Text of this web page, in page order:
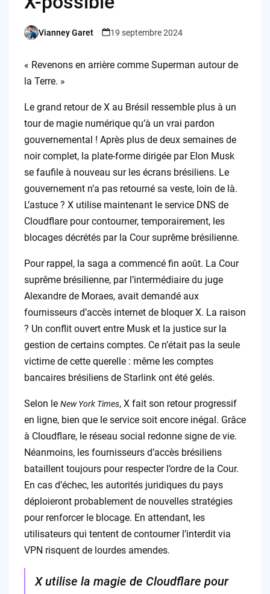
Posted
Vianney Garet 19 septembre 2024
« Revenons en arrière comme Superman autour de
la Terre. »
Le grand retour de X au Brésil ressemble plus à un
tour de magie numérique qu’à un vrai pardon
gouvernemental ! Après plus de deux semaines de
noir complet, la plate-forme dirigée par Elon Musk
se faufile à nouveau sur les écrans brésiliens. Le
gouvernement n’a pas retourné sa veste, loin de là.
L’astuce ? X utilise maintenant le service DNS de
Cloudflare pour contourner, temporairement, les
blocages décrétés par la Cour suprême brésilienne.
Pour rappel, la saga a commencé fin août. La Cour
suprême brésilienne, par l’intermédiaire du juge
Alexandre de Moraes, avait demandé aux
fournisseurs d’accès internet de bloquer X. La raison
? Un conflit ouvert entre Musk et la justice sur la
gestion de certains comptes. Ce n’était pas la seule
victime de cette querelle : même les comptes
bancaires brésiliens de Starlink ont été gelés.
Selon le New York Times, X fait son retour progressif
en ligne, bien que le service soit encore inégal. Grâce
à Cloudflare, le réseau social redonne signe de vie.
Néanmoins, les fournisseurs d’accès brésiliens
bataillent toujours pour respecter l’ordre de la Cour.
En cas d’échec, les autorités juridiques du pays
déploieront probablement de nouvelles stratégies
pour renforcer le blocage. En attendant, les
utilisateurs qui tentent de contourner l’interdit via
VPN risquent de lourdes amendes.
X utilise la magie de Cloudflare pour